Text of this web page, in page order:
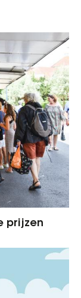
prijzen